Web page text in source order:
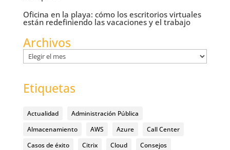
Oficina en la playa: cómo los escritorios virtuales
están redefiniendo las vacaciones y el trabajo
Archivos
Archivos
Etiquetas
Actualidad
Administración Pública
Almacenamiento
AWS Azure
Call Center
Casos de éxito
Citrix Cloud
Consejos